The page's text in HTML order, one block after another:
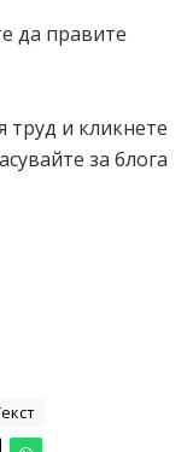
да правите
и кликнете
за блога